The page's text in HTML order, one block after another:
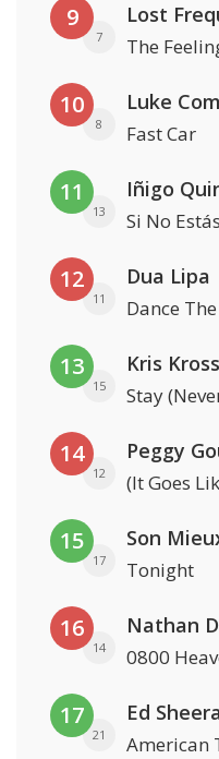
9
7
Lost
The
10
8
Luke
Fast Car
11
13
Iñigo
Si No Estás
12
11
Dua Lipa
Dance
13
15 Stay
14
12
Peggy
(It Goes
15
17
Son
Tonight
16
14 0800
17
21
Ed
American